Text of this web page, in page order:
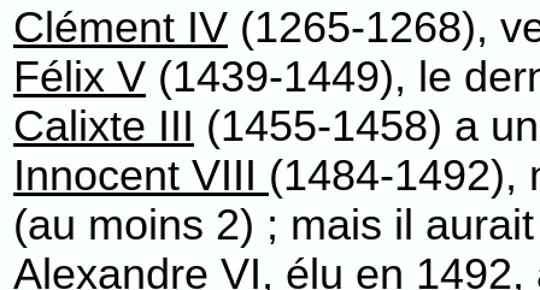
Clément IV (1265-1268),
Félix V (1439-1449), le
Calixte III (1455-1458) a
Innocent VIII (1484-1492),
(au moins 2) ; mais il
Alexandre VI, élu en